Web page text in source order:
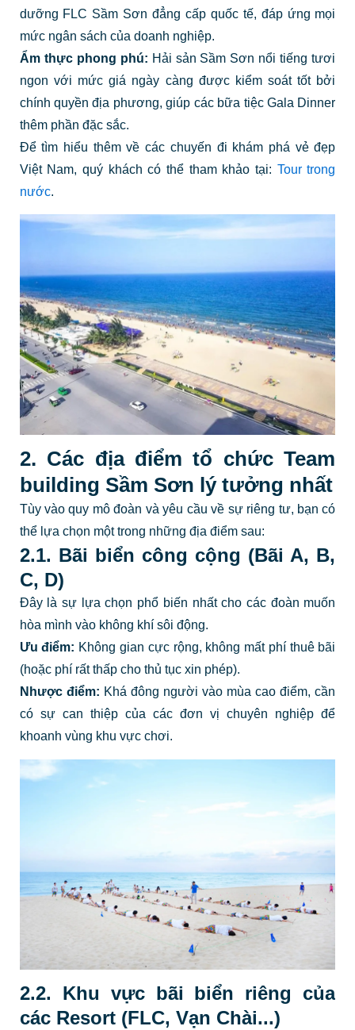
dưỡng FLC Sầm Sơn đẳng cấp quốc tế, đáp ứng mọi
mức ngân sách của doanh nghiệp.
Ẩm thực phong phú: Hải sản Sầm Sơn nổi tiếng tươi
ngon với mức giá ngày càng được kiểm soát tốt bởi
chính quyền địa phương, giúp các bữa tiệc Gala Dinner
thêm phần đặc sắc.
Để tìm hiểu thêm về các chuyến đi khám phá vẻ đẹp
Việt Nam, quý khách có thể tham khảo tại: Tour trong
nước.
2. Các địa điểm tổ chức Team
building Sầm Sơn lý tưởng nhất
Tùy vào quy mô đoàn và yêu cầu về sự riêng tư, bạn có
thể lựa chọn một trong những địa điểm sau:
2.1. Bãi biển công cộng (Bãi A, B,
C, D)
Đây là sự lựa chọn phổ biến nhất cho các đoàn muốn
hòa mình vào không khí sôi động.
Ưu điểm: Không gian cực rộng, không mất phí thuê bãi
(hoặc phí rất thấp cho thủ tục xin phép).
Nhược điểm: Khá đông người vào mùa cao điểm, cần
có sự can thiệp của các đơn vị chuyên nghiệp để
khoanh vùng khu vực chơi.
2.2. Khu vực bãi biển riêng của
các Resort (FLC, Vạn Chài...)